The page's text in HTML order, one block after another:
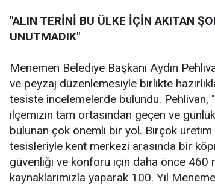
"ALIN TERİNİ BU ÜLKE İÇİN AKITAN
UNUTMADIK"
Menemen Belediye Başkanı Aydın
ve peyzaj düzenlemesiyle birlikte
tesiste incelemelerde bulundu. Pehlivan,
ilçemizin tam ortasından geçen ve
bulunan çok önemli bir yol. Birçok
tesisleriyle kent merkezi arasında bir
güvenliği ve konforu için daha önce 460
kaynaklarımızla yaparak 100. Yıl